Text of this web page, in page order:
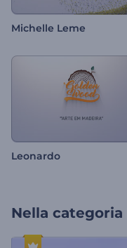
Michelle Leme
Leonardo
Nella categoria